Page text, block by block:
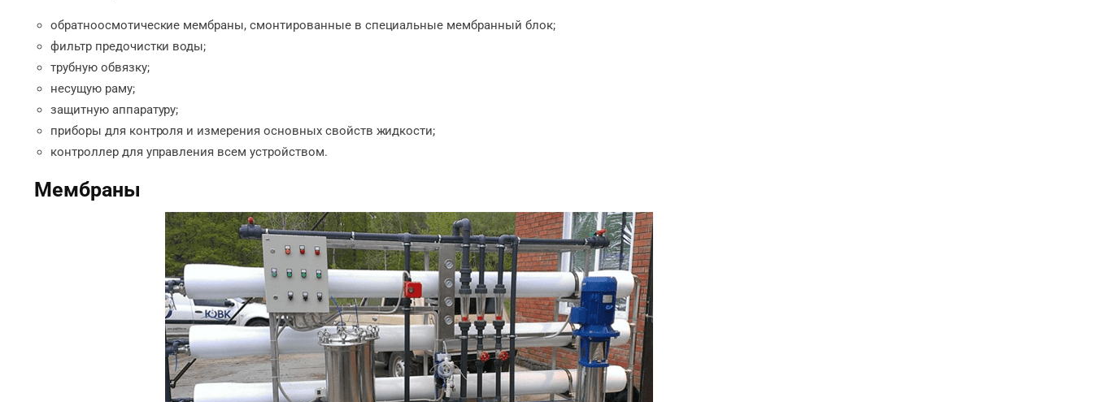
обратноосмотические мембраны, смонтированные в специальные мембранный блок;
фильтр предочистки воды;
трубную обвязку;
несущую раму;
защитную аппаратуру;
приборы для контроля и измерения основных свойств жидкости;
контроллер для управления всем устройством.
Мембраны